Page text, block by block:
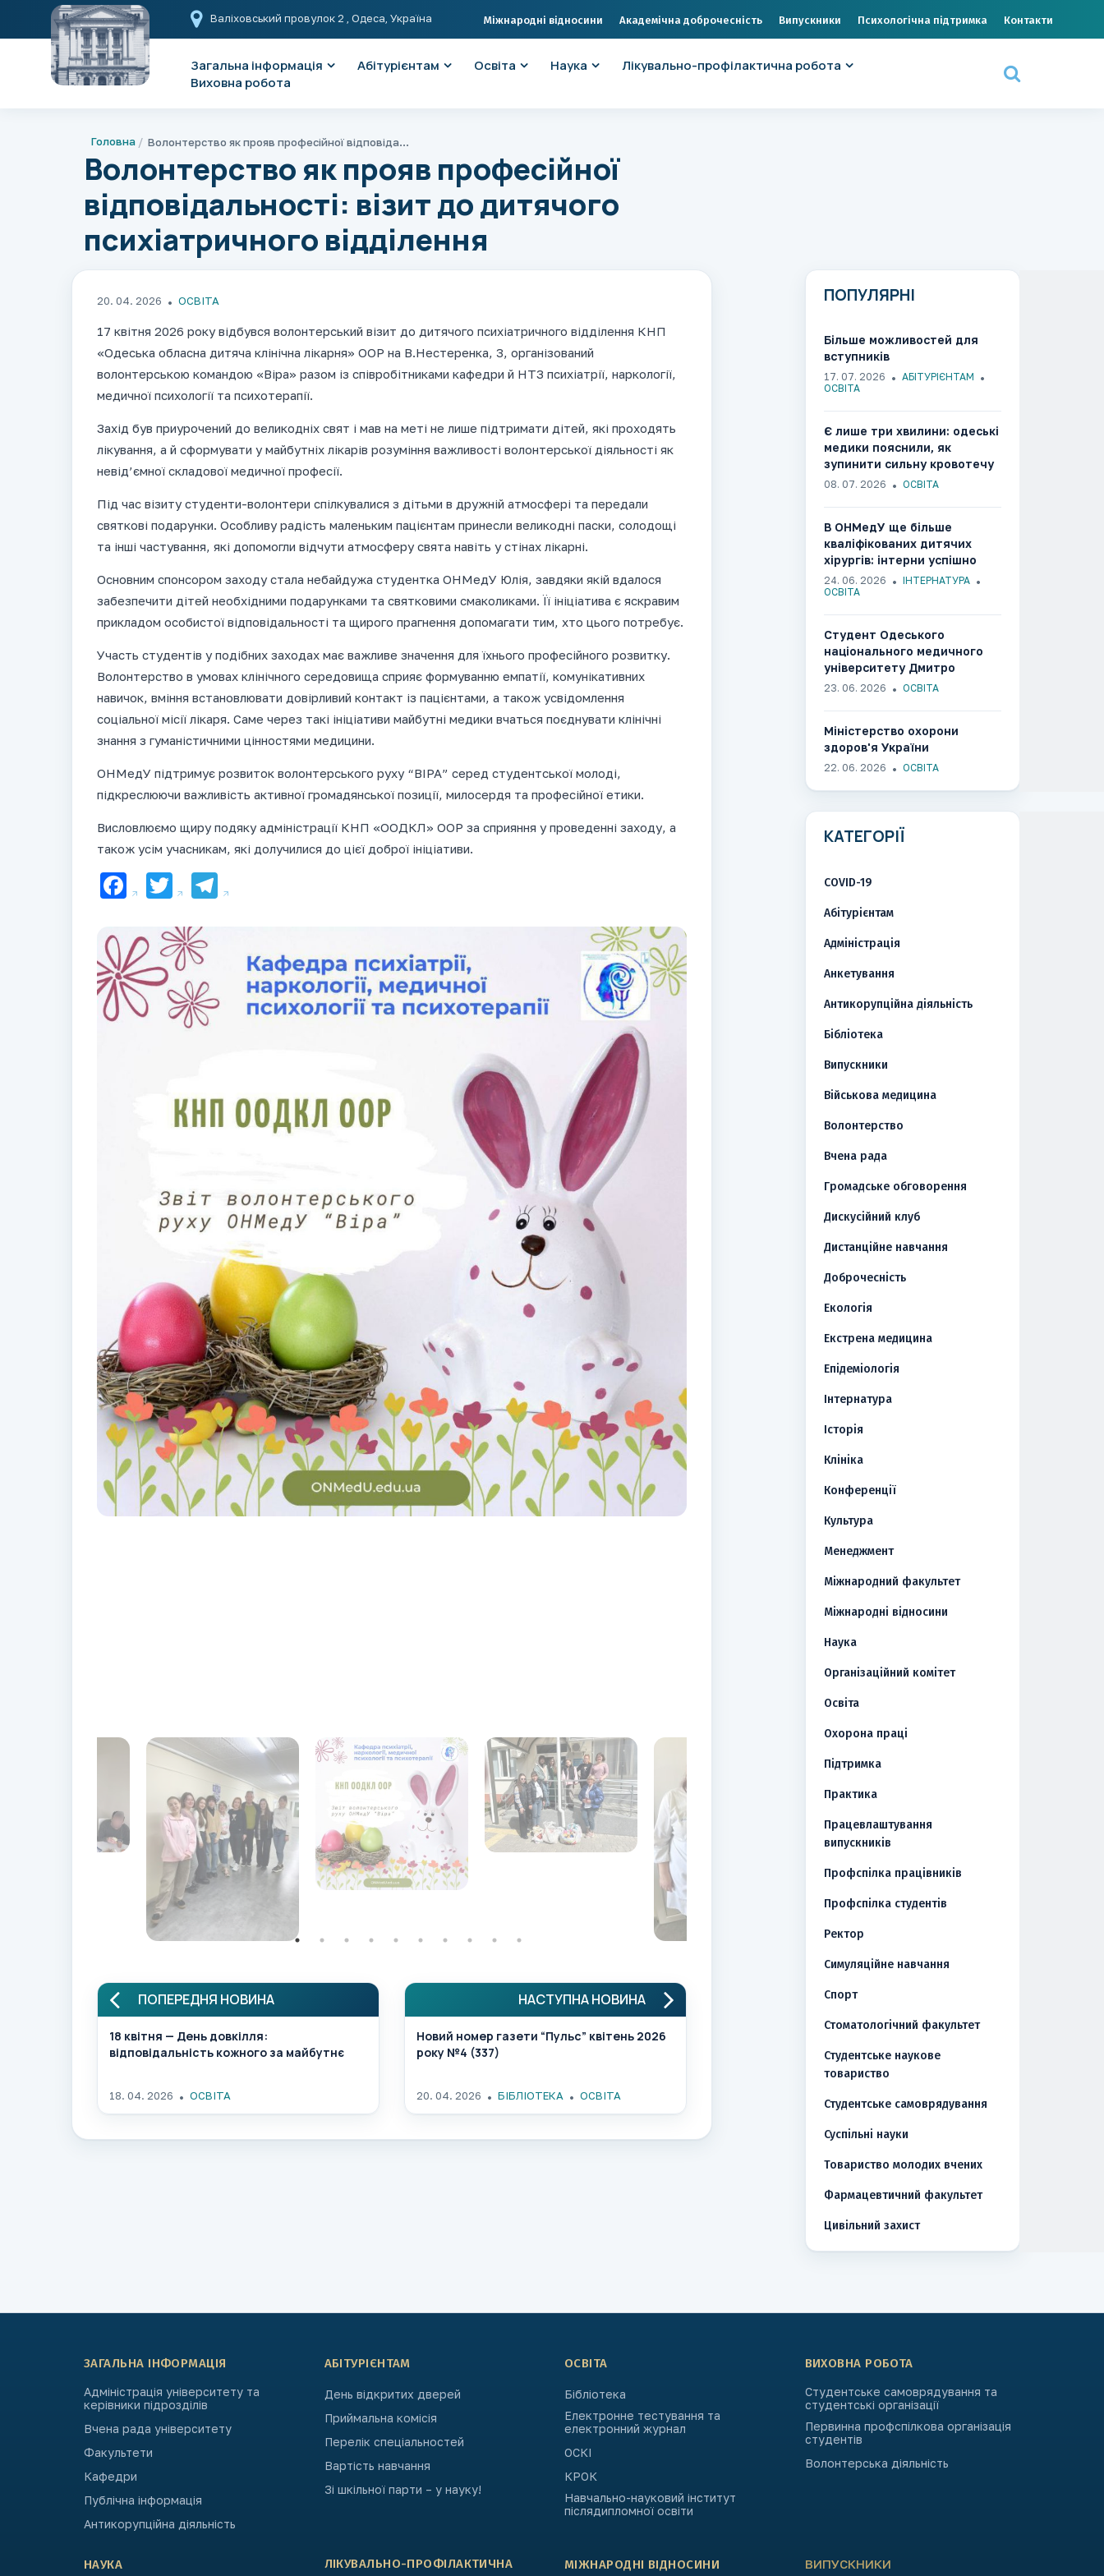
Валіховський провулок 2 , Одеса, Україна Міжнародні відносини Академічна доброчесність Випускники Психологічна підтримка Контакти
Загальна інформація Абітурієнтам Освіта Наука
Лікувально-профілактична робота
Виховна робота
Головна Волонтерство як прояв професійної відповідальності: візит до дитячого психіатричного відділення
Волонтерство як прояв професійної
відповідальності: візит до дитячого
психіатричного відділення
20. 04. 2026 ОСВІТА
17 квітня 2026 року відбувся волонтерський візит до дитячого психіатричного відділення КНП
«Одеська обласна дитяча клінічна лікарня» ООР на В.Нестеренка, 3, організований
волонтерською командою «Віра» разом із співробітниками кафедри й НТЗ психіатрії, наркології,
медичної психології та психотерапії.
Захід був приурочений до великодніх свят і мав на меті не лише підтримати дітей, які проходять
лікування, а й сформувати у майбутніх лікарів розуміння важливості волонтерської діяльності як
невід’ємної складової медичної професії.
Під час візиту студенти-волонтери спілкувалися з дітьми в дружній атмосфері та передали
святкові подарунки. Особливу радість маленьким пацієнтам принесли великодні паски, солодощі
та інші частування, які допомогли відчути атмосферу свята навіть у стінах лікарні.
Основним спонсором заходу стала небайдужа студентка ОНМедУ Юлія, завдяки якій вдалося
забезпечити дітей необхідними подарунками та святковими смаколиками. Її ініціатива є яскравим
прикладом особистої відповідальності та щирого прагнення допомагати тим, хто цього потребує.
Участь студентів у подібних заходах має важливе значення для їхнього професійного розвитку.
Волонтерство в умовах клінічного середовища сприяє формуванню емпатії, комунікативних
навичок, вміння встановлювати довірливий контакт із пацієнтами, а також усвідомлення
соціальної місії лікаря. Саме через такі ініціативи майбутні медики вчаться поєднувати клінічні
знання з гуманістичними цінностями медицини.
ОНМедУ підтримує розвиток волонтерського руху “ВІРА” серед студентської молоді,
підкреслюючи важливість активної громадянської позиції, милосердя та професійної етики.
Висловлюємо щиру подяку адміністрації КНП «ООДКЛ» ООР за сприяння у проведенні заходу, а
також усім учасникам, які долучилися до цієї доброї ініціативи.
Facebook
TwitterTelegram
ПОПЕРЕДНЯ НОВИНА
18 квітня — День довкілля:
відповідальність кожного за майбутнє
18. 04. 2026 ОСВІТА
НАСТУПНА НОВИНА
Новий номер газети “Пульс” квітень 2026
року №4 (337)
20. 04. 2026 БІБЛІОТЕКА ОСВІТА
ПОПУЛЯРНІ
Більше можливостей для
вступників
17. 07. 2026
АБІТУРІЄНТАМ
ОСВІТА
Є лише три хвилини: одеські
медики пояснили, як
зупинити сильну кровотечу
08. 07. 2026 ОСВІТА
В ОНМедУ ще більше
кваліфікованих дитячих
хірургів: інтерни успішно
завершили навчання
24. 06. 2026
ІНТЕРНАТУРА
ОСВІТА
Студент Одеського
національного медичного
університету Дмитро
Пилипенко став
«Завтра.UA»
23. 06. 2026 ОСВІТА
Міністерство охорони
здоров'я України
22. 06. 2026 ОСВІТА
КАТЕГОРІЇ
COVID-19
Абітурієнтам
Адміністрація
Анкетування
Антикорупційна діяльність
Бібліотека
Випускники
Військова медицина
Волонтерство
Вчена рада
Громадське обговорення
Дискусійний клуб
Дистанційне навчання
Доброчесність
Екологія
Екстрена медицина
Епідеміологія
Інтернатура
Історія
Клініка
Конференції
Культура
Менеджмент
Міжнародний факультет
Міжнародні відносини
Наука
Організаційний комітет
Освіта
Охорона праці
Підтримка
Практика
Працевлаштування
випускників
Профспілка працівників
Профспілка студентів
Ректор
Симуляційне навчання
Спорт
Стоматологічний факультет
Студентське наукове
товариство
Студентське самоврядування
Суспільні науки
Товариство молодих вчених
Фармацевтичний факультет
Цивільний захист
ЗАГАЛЬНА ІНФОРМАЦІЯ
Адміністрація університету та
керівники підрозділів
Вчена рада університету
Факультети
Кафедри
Публічна інформація
Антикорупційна діяльність
АБІТУРІЄНТАМ
День відкритих дверей
Приймальна комісія
Перелік спеціальностей
Вартість навчання
Зі шкільної парти – у науку!
ОСВІТА
Бібліотека
Електронне тестування та
електронний журнал
ОСКІ
КРОК
Навчально-науковий інститут
післядипломної освіти
ВИХОВНА РОБОТА
Студентське самоврядування та
студентські організації
Первинна профспілкова організація
студентів
Волонтерська діяльність
НАУКА
ЛІКУВАЛЬНО-ПРОФІЛАКТИЧНА
МІЖНАРОДНІ ВІДНОСИНИ ВИПУСКНИКИ